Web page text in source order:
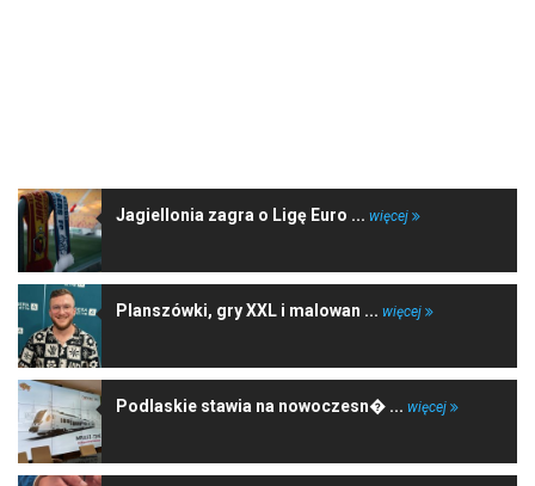
Jagiellonia zagra o Ligę Euro ... więcej
Planszówki, gry XXL i malowan ... więcej
Podlaskie stawia na nowoczesn� ... więcej